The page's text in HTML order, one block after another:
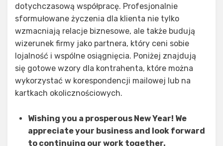
dotychczasową współpracę. Profesjonalnie
sformułowane życzenia dla klienta nie tylko
wzmacniają relacje biznesowe, ale także budują
wizerunek firmy jako partnera, który ceni sobie
lojalność i wspólne osiągnięcia. Poniżej znajdują
się gotowe wzory dla kontrahenta, które można
wykorzystać w korespondencji mailowej lub na
kartkach okolicznościowych.
Wishing you a prosperous New Year! We
appreciate your business and look forward
to continuing our work together.